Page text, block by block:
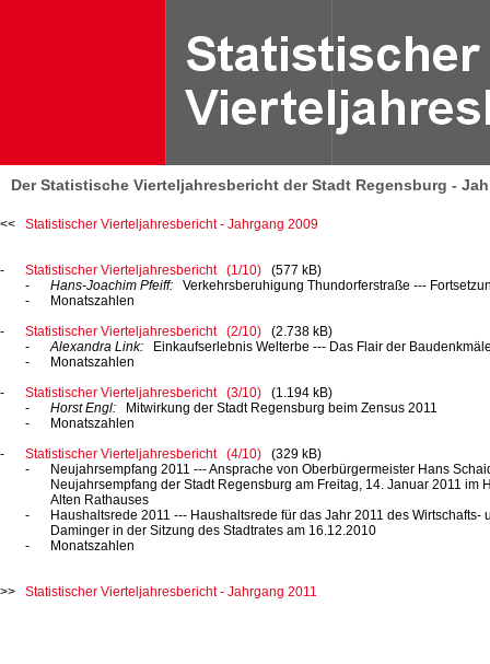
Der Statistische Vierteljahresbericht der Stadt Regensburg -
Statistischer Vierteljahresbericht - Jahrgang 2009
Statistischer Vierteljahresbericht (1/10)
(577 kB)
Hans-Joachim Pfeiff: Verkehrsberuhigung Thundorferstraße ---
Monatszahlen
Statistischer Vierteljahresbericht (2/10)
(2.738 kB)
Alexandra Link: Einkaufserlebnis Welterbe --- Das Flair der
Monatszahlen
Statistischer Vierteljahresbericht (3/10)
(1.194 kB)
Horst Engl: Mitwirkung der Stadt Regensburg beim Zensus 2011
Monatszahlen
Statistischer Vierteljahresbericht (4/10)
(329 kB)
Neujahrsempfang 2011 ---Ansprache von Oberbürgermeister Hans
Neujahrsempfang der Stadt Regensburg am Freitag, 14. Januar 2011 im
Alten Rathauses
Haushaltsrede 2011 --- Haushaltsrede für das Jahr 2011 des Wirtschafts-
Daminger in der Sitzung des Stadtrates am 16.12.2010
Monatszahlen
Statistischer Vierteljahresbericht - Jahrgang 2011